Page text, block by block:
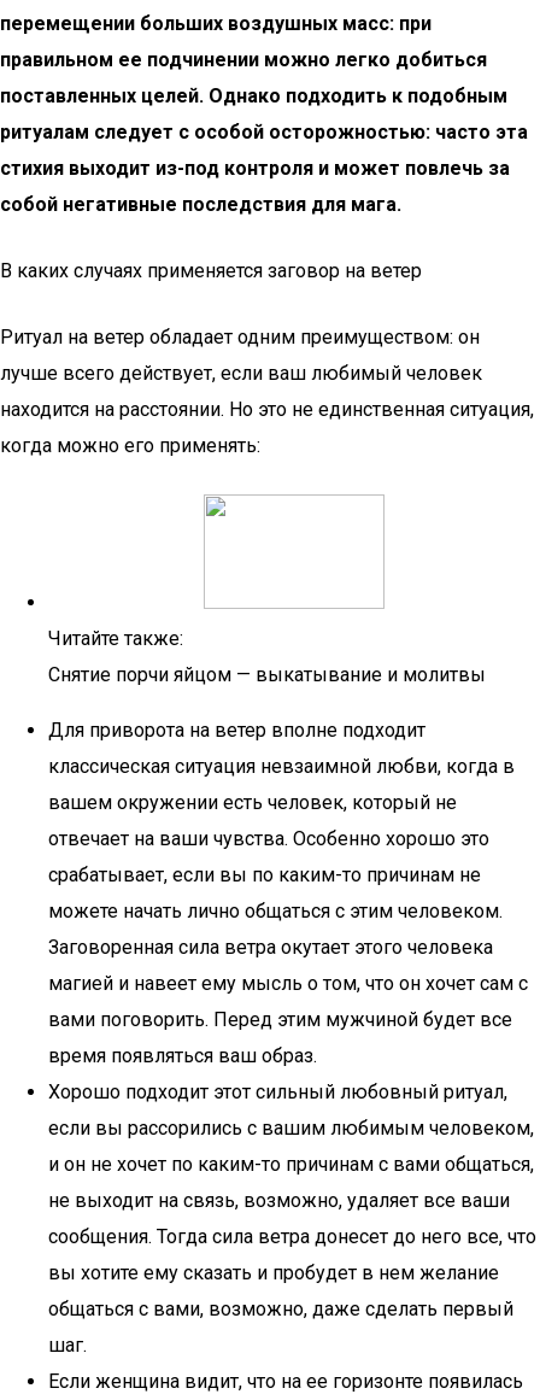
перемещении больших воздушных масс: при
правильном ее подчинении можно легко добиться
поставленных целей. Однако подходить к подобным
ритуалам следует с особой осторожностью: часто эта
стихия выходит из-под контроля и может повлечь за
собой негативные последствия для мага.
В каких случаях применяется заговор на ветер
Ритуал на ветер обладает одним преимуществом: он
лучше всего действует, если ваш любимый человек
находится на расстоянии. Но это не единственная ситуация,
когда можно его применять:
Читайте также:
Снятие порчи яйцом — выкатывание и молитвы
Для приворота на ветер вполне подходит
классическая ситуация невзаимной любви, когда в
вашем окружении есть человек, который не
отвечает на ваши чувства. Особенно хорошо это
срабатывает, если вы по каким-то причинам не
можете начать лично общаться с этим человеком.
Заговоренная сила ветра окутает этого человека
магией и навеет ему мысль о том, что он хочет сам с
вами поговорить. Перед этим мужчиной будет все
время появляться ваш образ.
Хорошо подходит этот сильный любовный ритуал,
если вы рассорились с вашим любимым человеком,
и он не хочет по каким-то причинам с вами общаться,
не выходит на связь, возможно, удаляет все ваши
сообщения. Тогда сила ветра донесет до него все, что
вы хотите ему сказать и пробудет в нем желание
общаться с вами, возможно, даже сделать первый
шаг.
Если женщина видит, что на ее горизонте появилась